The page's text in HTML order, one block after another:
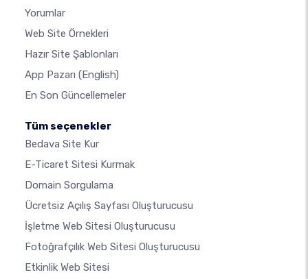
Yorumlar
Web Site Örnekleri
Hazır Site Şablonları
App Pazarı (English)
En Son Güncellemeler
Tüm seçenekler
Bedava Site Kur
E-Ticaret Sitesi Kurmak
Domain Sorgulama
Ücretsiz Açılış Sayfası Oluşturucusu
İşletme Web Sitesi Oluşturucusu
Fotoğrafçılık Web Sitesi Oluşturucusu
Etkinlik Web Sitesi